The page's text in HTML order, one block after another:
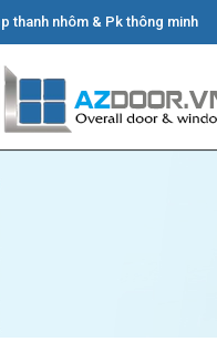
thanh nhôm & Pk thông minh